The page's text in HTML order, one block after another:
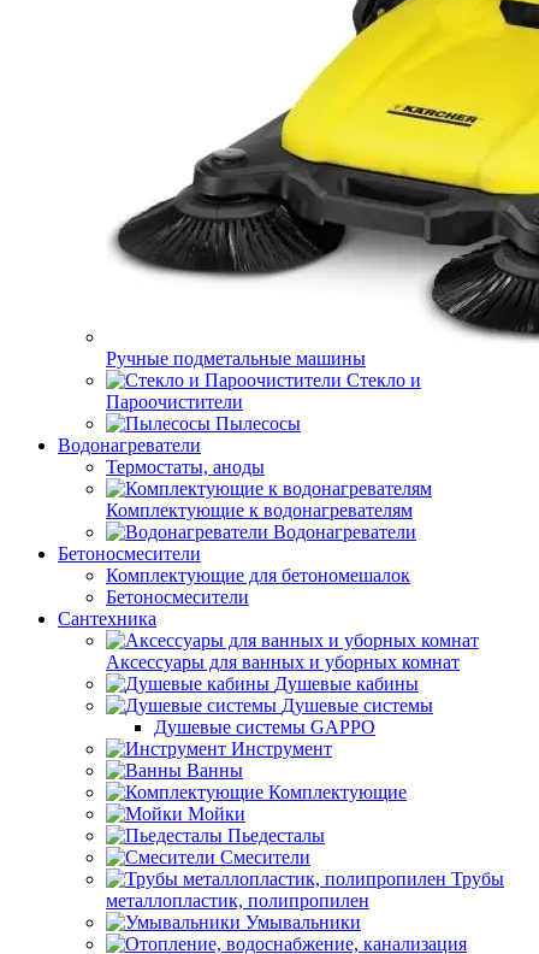
Ручные подметальные машины
Стекло и
Пароочистители
Пылесосы
Водонагреватели
Термостаты, аноды
Комплектующие к водонагревателям
Водонагреватели
Бетоносмесители
Комплектующие для бетономешалок
Бетоносмесители
Сантехника
Аксессуары для ванных и уборных комнат
Душевые кабины
Душевые системы
Душевые системы GAPPO
Инструмент
Ванны
Комплектующие
Мойки
Пьедесталы
Смесители
Трубы
металлопластик, полипропилен
Умывальники